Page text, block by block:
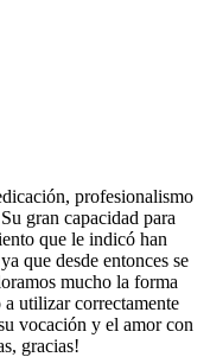
profesionalismo
gran capacidad para
que le indicó han
que desde entonces se
mucho la forma
a utilizar correctamente
vocación y el amor con
gracias!